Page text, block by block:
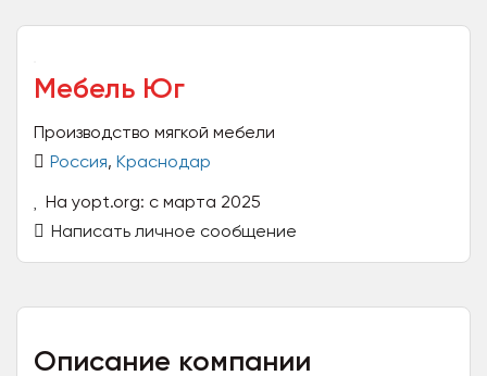
Мебель Юг
Производство мягкой мебели
Россия, Краснодар
На yopt.org: с марта 2025
Написать личное сообщение
Описание компании